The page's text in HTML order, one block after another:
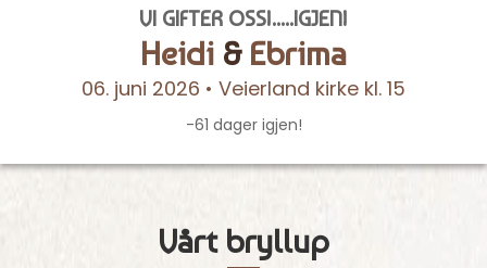
VI GIFTER OSS!.....IGJEN!
Heidi &Ebrima
06. juni 2026 • Veierland kirke kl. 15
-61 dager igjen!
Vårt bryllup